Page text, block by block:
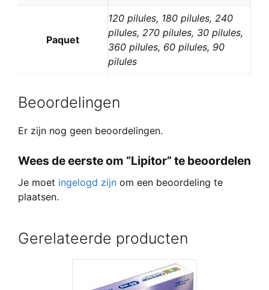
Paquet
120 pilules, 180 pilules, 240
pilules, 270 pilules, 30 pilules,
360 pilules, 60 pilules, 90
pilules
Beoordelingen
Er zijn nog geen beoordelingen.
Wees de eerste om “Lipitor” te beoordelen
Je moet ingelogd zijn om een beoordeling te
plaatsen.
Gerelateerde producten